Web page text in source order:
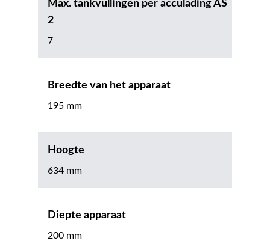
Max. tankvullingen per acculading AS
2
7
Breedte van het apparaat
195 mm
Hoogte
634 mm
Diepte apparaat
200 mm